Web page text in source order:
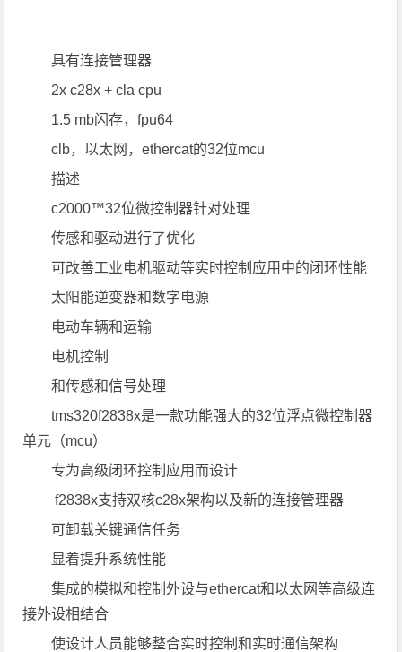
具有连接管理器
2x c28x + cla cpu
1.5 mb闪存，fpu64
clb，以太网，ethercat的32位mcu
描述
c2000™32位微控制器针对处理
传感和驱动进行了优化
可改善工业电机驱动等实时控制应用中的闭环性能
太阳能逆变器和数字电源
电动车辆和运输
电机控制
和传感和信号处理
tms320f2838x是一款功能强大的32位浮点微控制器
单元（mcu）
专为高级闭环控制应用而设计
f2838x支持双核c28x架构以及新的连接管理器
可卸载关键通信任务
显着提升系统性能
集成的模拟和控制外设与ethercat和以太网等高级连
接外设相结合
使设计人员能够整合实时控制和实时通信架构